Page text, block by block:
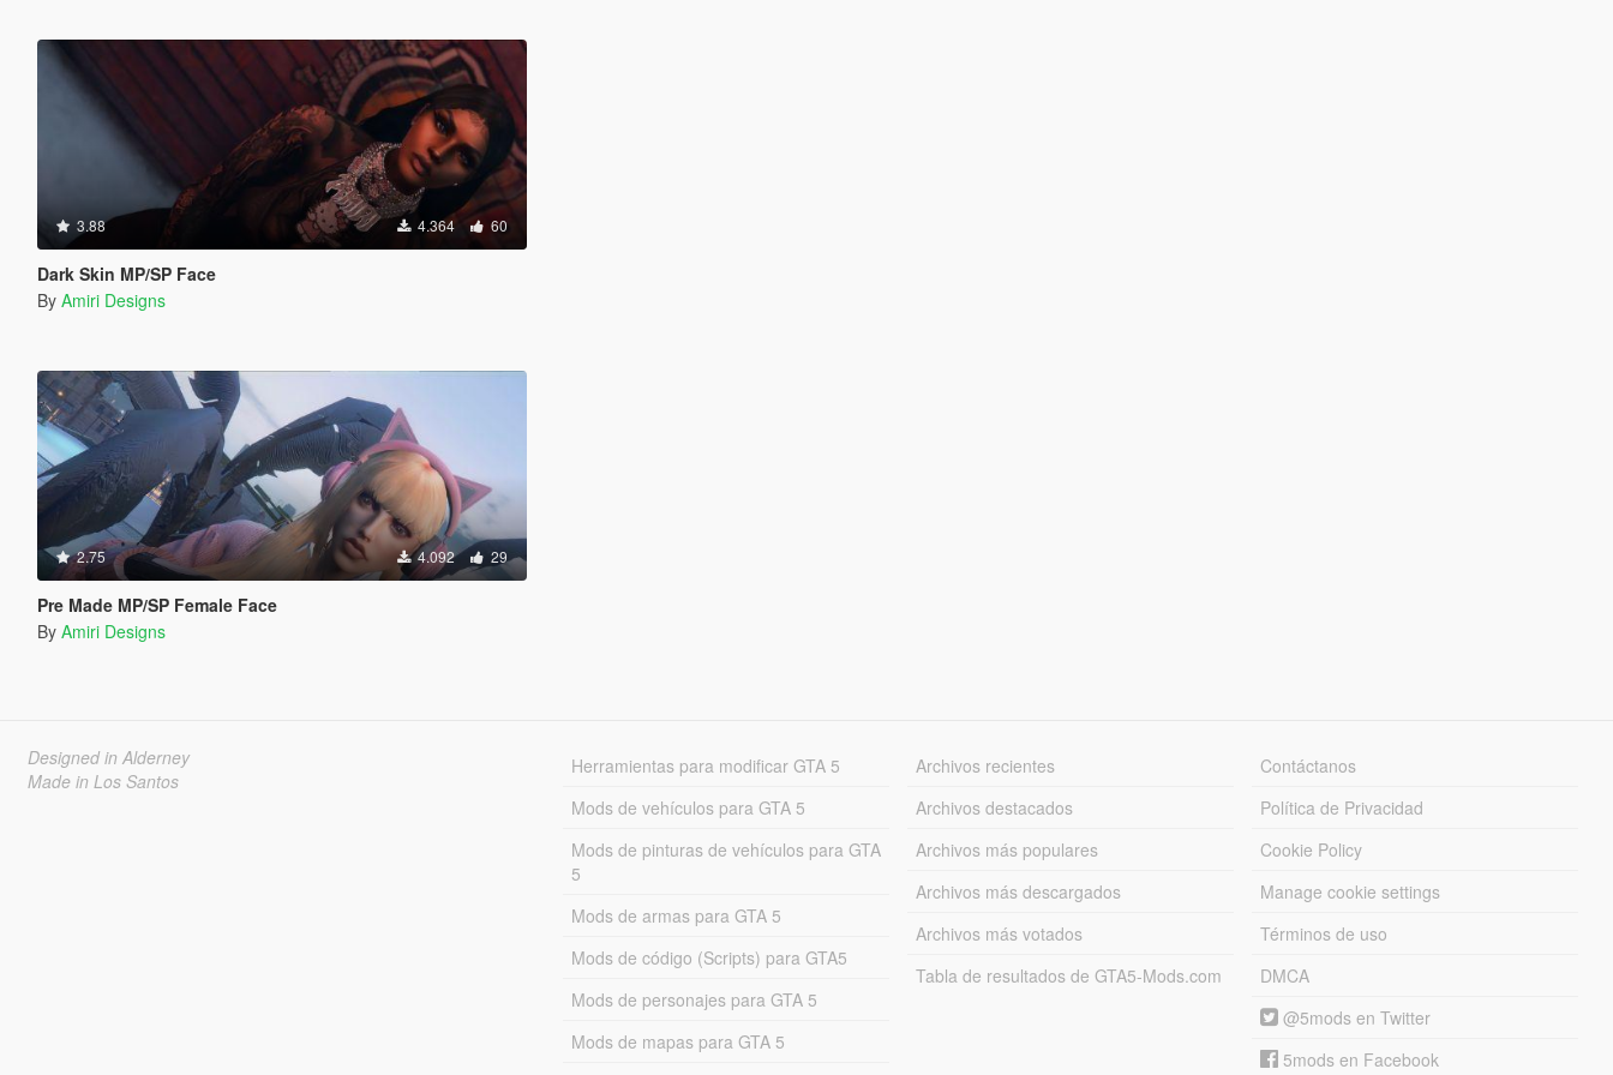
3.88 4.364 60
Dark Skin MP/SP Face
By Amiri Designs
2.75 4.092 29
Pre Made MP/SP Female Face
By Amiri Designs
Designed in Alderney
Made in Los Santos
Herramientas para modificar GTA 5
Mods de vehículos para GTA 5
Mods de pinturas de vehículos para GTA
5
Mods de armas para GTA 5
Mods de código (Scripts) para GTA5
Mods de personajes para GTA 5
Mods de mapas para GTA 5
Archivos recientes
Archivos destacados
Archivos más populares
Archivos más descargados
Archivos más votados
Tabla de resultados de GTA5-Mods.com
Contáctanos
Política de Privacidad
Cookie Policy
Manage cookie settings
Términos de uso
DMCA
@5mods en Twitter
5mods en Facebook